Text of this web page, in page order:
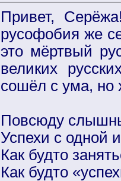
Привет,
русофобия же
это мёртвый
великих
сошёл с ума, но
Повсюду
Успехи с одной
Как будто
Как будто